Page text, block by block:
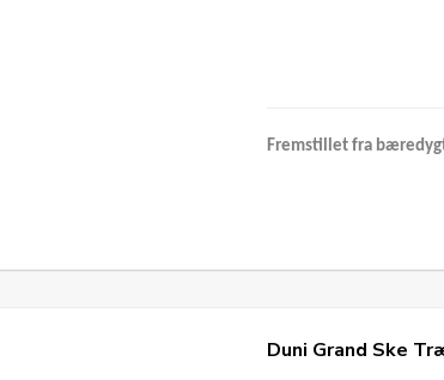
Fremstillet fra
Duni Grand Ske